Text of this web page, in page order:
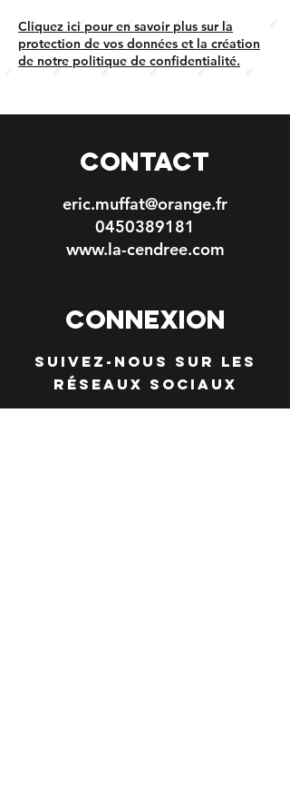
Cliquez ici pour en savoir plus sur la
protection de vos données et la création
de notre politique de confidentialité.
CONTACT
eric.muffat@orange.fr
0450389181
www.la-cendree.com
ConneXION
Suivez-nous sur les
réseaux sociaux